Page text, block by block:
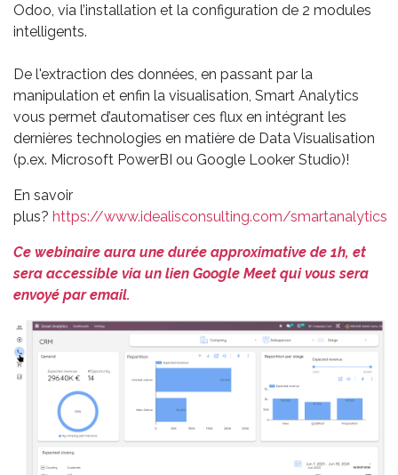
Odoo, via l’installation et la configuration de 2 modules
intelligents.
De l'extraction des données, en passant par la
manipulation et enfin la visualisation, Smart Analytics
vous permet d’automatiser ces flux en intégrant les
dernières technologies en matière de Data Visualisation
(p.ex. Microsoft PowerBI ou Google Looker Studio)!
En savoir
plus? https://www.idealisconsulting.com/smartanalytics
Ce webinaire aura une durée approximative de 1h, et
sera accessible via un lien Google Meet qui vous sera
envoyé par email.